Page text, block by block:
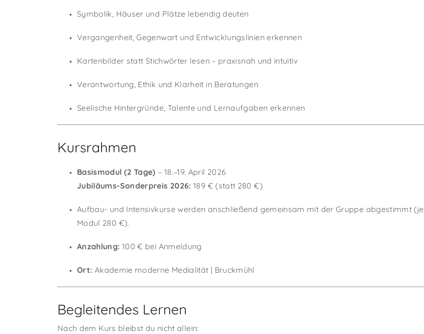
Symbolik, Häuser und Plätze lebendig deuten
Vergangenheit, Gegenwart und Entwicklungslinien erkennen
Kartenbilder statt Stichwörter lesen – praxisnah und intuitiv
Verantwortung, Ethik und Klarheit in Beratungen
Seelische Hintergründe, Talente und Lernaufgaben erkennen
Kursrahmen
Basismodul (2 Tage) – 18.–19. April 2026
Jubiläums-Sonderpreis 2026: 189 € (statt 280 €)
Aufbau- und Intensivkurse werden anschließend gemeinsam mit der Gruppe abgestimmt (je
Modul 280 €).
Anzahlung: 100 € bei Anmeldung
Ort: Akademie moderne Medialität | Bruckmühl
Begleitendes Lernen
Nach dem Kurs bleibst du nicht allein: